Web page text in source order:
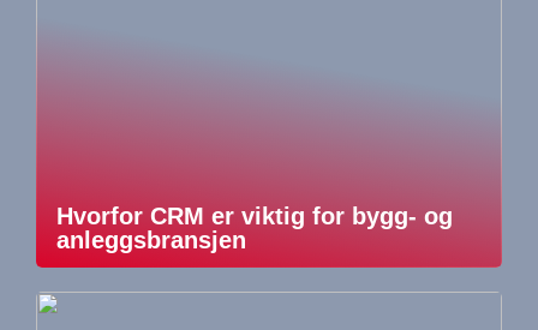
Hvorfor CRM er viktig for bygg- og
anleggsbransjen